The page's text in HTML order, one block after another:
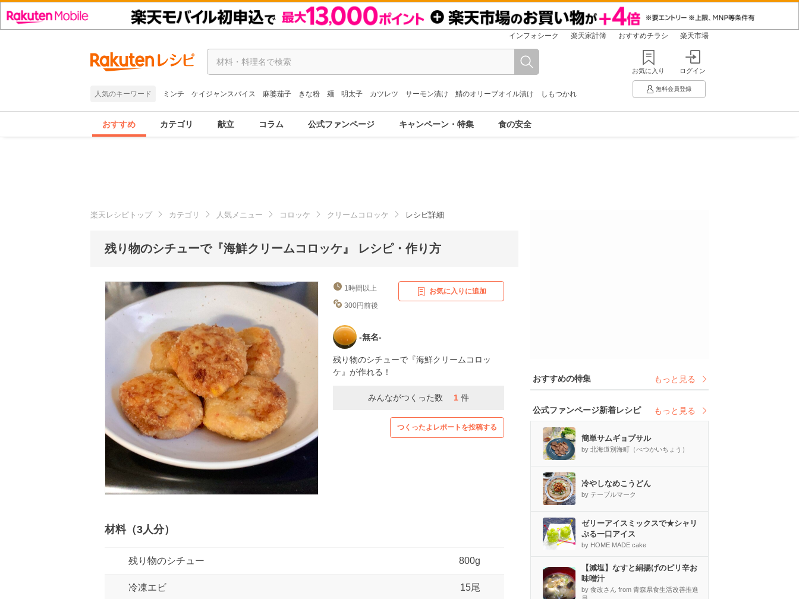
インフォシーク 楽天家計簿 おすすめチラシ 楽天市場
人気のキーワード ミンチ ケイジャンスパイス 麻婆茄子 きな粉 麺 明太子 カツレツ サーモン漬け 鯖のオリーブオイル漬け しもつかれ
お気に入り ログイン
無料会員登録
おすすめ カテゴリ 献立 コラム 公式ファンページ キャンペーン・特集 食の安全
楽天レシピトップ カテゴリ 人気メニュー コロッケ クリームコロッケ レシピ詳細
残り物のシチューで『海鮮クリームコロッケ』 レシピ・作り方
1時間以上
300円前後
お気に入りに追加
-無名-
残り物のシチューで『海鮮クリームコロッ
ケ』が作れる！
みんながつくった数 1 件
つくったよレポートを投稿する
材料（3人分）
残り物のシチュー 800g
冷凍エビ 15尾
おすすめの特集 もっと見る
公式ファンページ新着レシピ もっと見る
簡単サムギョプサル
by 北海道別海町（べつかいちょう）
冷やしなめこうどん
by テーブルマーク
ゼリーアイスミックスで★シャリ
ぷる一口アイス
by HOME MADE cake
【減塩】なすと絹揚げのピリ辛お
味噌汁
by 食改さん from 青森県食生活改善推進